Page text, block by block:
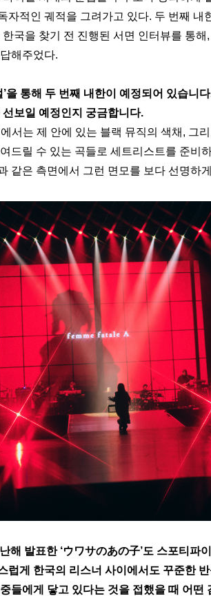
자적인 궤적을 그려가고 있다. 두 번째 내
한국을 찾기 전 진행된 서면 인터뷰를 통
해주었다.
을 통해 두 번째 내한이 예정되어 있습니
보일 예정인지 궁금합니다.
서는 제 안에 있는 블랙 뮤직의 색채, 그리
드릴 수 있는 곡들로 세트리스트를 준비
같은 측면에서 그런 면모를 보다 선명하
해 발표한 ‘ウワサのあの子’도 스포티파
럽게 한국의 리스너 사이에서도 꾸준한
들에게 닿고 있다는 것을 접했을 때 어떤